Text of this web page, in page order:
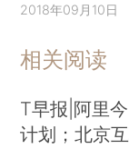
2018年09月10日
相关阅读
T早报|阿里
计划；北京